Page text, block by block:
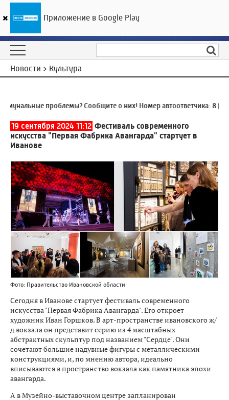
ГТРК «Ивтелерадио»
Новости > Культура
проблемы? Сообщите о них! Номер автоответчика:8
19 сентября 2024 11:12 Фестиваль современного
искусства "Первая Фабрика Авангарда" стартует в
Иванове
Фото: Правительство Ивановской области
Сегодня в Иванове стартует фестиваль современного
искусства "Первая Фабрика Авангарда". Его откроет
художник Иван Горшков. В арт-пространстве ивановского ж/
д вокзала он представит серию из 4 масштабных
абстрактных скульптур под названием "Сердце". Они
сочетают большие надувные фигуры с металлическими
конструкциями, и, по мнению автора, идеально
вписываются в пространство вокзала как памятника эпохи
авангарда.
А в Музейно-выставочном центре запланирован
Приложение в Google Play